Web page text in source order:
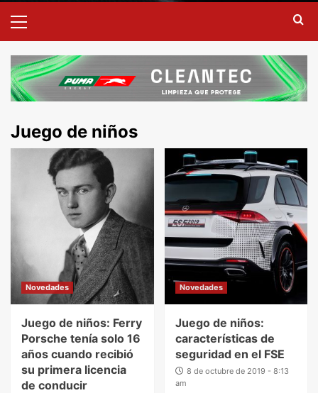
Juego de niños
Novedades
Juego de niños: Ferry
Porsche tenía solo 16
años cuando recibió
su primera licencia
de conducir
Novedades
Juego de niños:
características de
seguridad en el FSE
8 de octubre de 2019 - 8:13
am